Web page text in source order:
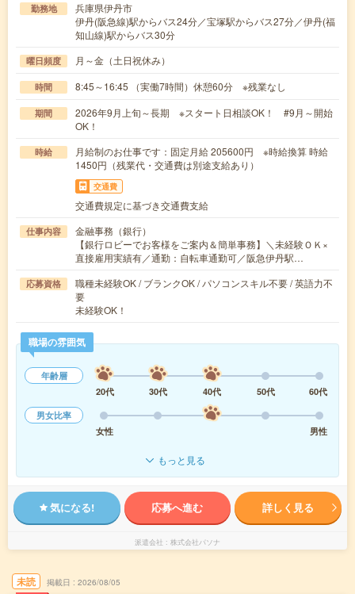
勤務地
兵庫県伊丹市
伊丹(阪急線)駅からバス24分／宝塚駅からバス27分／伊丹(福
知山線)駅からバス30分
曜日頻度 月～金（土日祝休み）
時間 8:45～16:45 （実働7時間）休憩60分 ※残業なし
期間
2026年9月上旬～長期 ※スタート日相談OK！ #9月～開始
OK！
時給
月給制のお仕事です：固定月給 205600円 ※時給換算 時給
1450円（残業代・交通費は別途支給あり）
交通費
交通費規定に基づき交通費支給
仕事内容
金融事務（銀行）
【銀行ロビーでお客様をご案内＆簡単事務】＼未経験ＯＫ×
直接雇用実績有／通勤：自転車通勤可／阪急伊丹駅…
応募資格
職種未経験OK / ブランクOK / パソコンスキル不要 / 英語力不
要
未経験OK！
職場の雰囲気
年齢層
20代
30代 40代 50代
60代
男女比率
女性
男性
もっと見る
気になる! 応募へ進む 詳しく見る
派遣会社 株式会社パソナ
未読 掲載日 2026/08/05